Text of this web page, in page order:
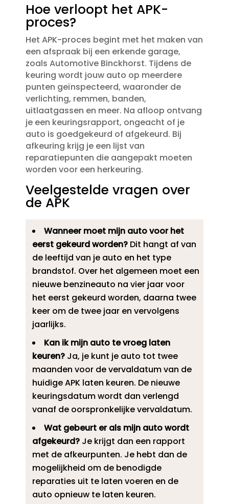
Hoe verloopt het APK-
proces?
Het APK-proces begint met het maken van
een afspraak bij een erkende garage,
zoals Automotive Binckhorst.​ Tijdens de
keuring wordt jouw auto op meerdere
punten geïnspecteerd, waaronder de
verlichting, remmen, banden,
uitlaatgassen en meer.​ Na afloop ontvang
je een keuringsrapport, ongeacht of je
auto is goedgekeurd of afgekeurd.​ Bij
afkeuring krijg je een lijst van
reparatiepunten die aangepakt moeten
worden voor een herkeuring.​
Veelgestelde vragen over
de APK
Wanneer moet mijn auto voor het
eerst gekeurd worden?Dit hangt af van
de leeftijd van je auto en het type
brandstof.​ Over het algemeen moet een
nieuwe benzineauto na vier jaar voor
het eerst gekeurd worden, daarna twee
keer om de twee jaar en vervolgens
jaarlijks.​
Kan ik mijn auto te vroeg laten
keuren?Ja, je kunt je auto tot twee
maanden voor de vervaldatum van de
huidige APK laten keuren.​ De nieuwe
keuringsdatum wordt dan verlengd
vanaf de oorspronkelijke vervaldatum.​
Wat gebeurt er als mijn auto wordt
afgekeurd?Je krijgt dan een rapport
met de afkeurpunten.​ Je hebt dan de
mogelijkheid om de benodigde
reparaties uit te laten voeren en de
auto opnieuw te laten keuren.​